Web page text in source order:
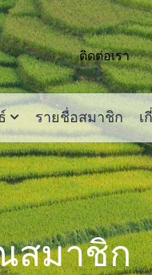
ติดต่อเรา
รายชื่อสมาชิก เ
สมาชิก